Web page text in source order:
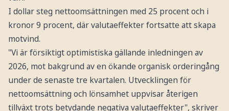
I dollar steg nettoomsättningen med 25 procent och i
kronor 9 procent, där valutaeffekter fortsatte att skapa
motvind.
"Vi är försiktigt optimistiska gällande inledningen av
2026, mot bakgrund av en ökande organisk orderingång
under de senaste tre kvartalen. Utvecklingen för
nettoomsättning och lönsamhet uppvisar återigen
tillväxt trots betydande negativa valutaeffekter", skriver